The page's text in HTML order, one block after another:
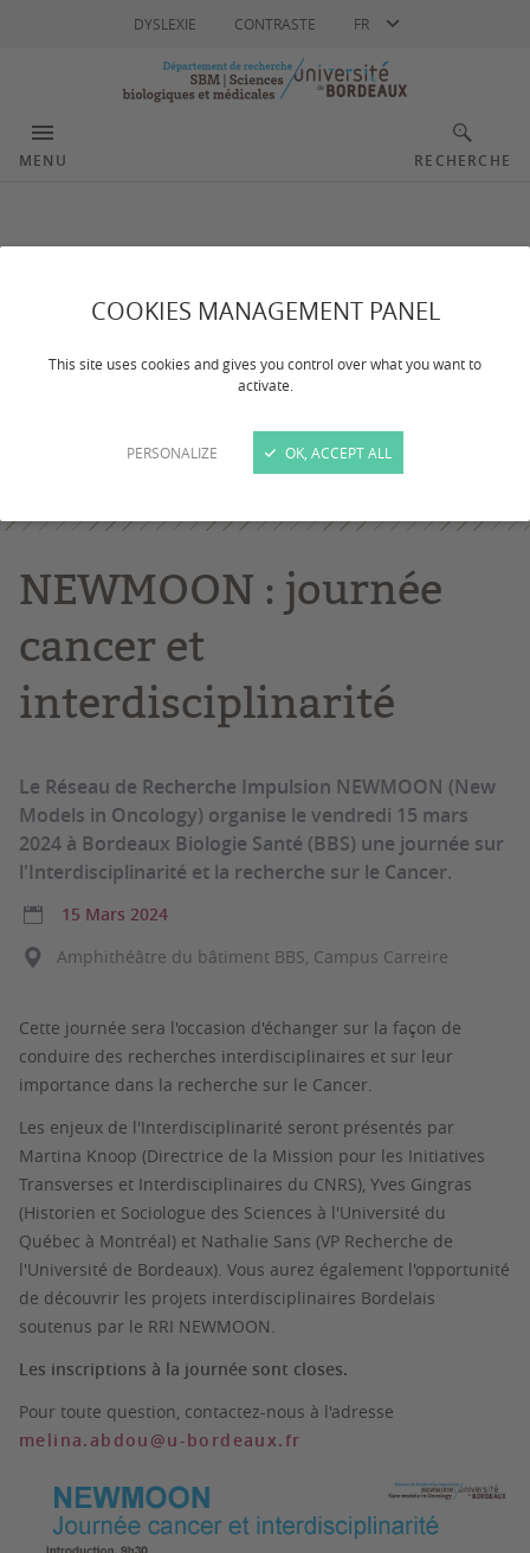
COOKIES MANAGEMENT PANEL
This site uses cookies and gives you control over what you want to
activate.
PERSONALIZE OK, ACCEPT ALL
DYSLEXIE CONTRASTE FR
MENU RECHERCHE
NEWMOON : journée
cancer et
interdisciplinarité
Le Réseau de Recherche Impulsion NEWMOON (New
Models in Oncology) organise le vendredi 15 mars
2024 à Bordeaux Biologie Santé (BBS) une journée sur
l'Interdisciplinarité et la recherche sur le Cancer.
15 Mars 2024
Amphithéâtre du bâtiment BBS, Campus Carreire
Cette journée sera l'occasion d'échanger sur la façon de
conduire des recherches interdisciplinaires et sur leur
importance dans la recherche sur le Cancer.
Les enjeux de l'Interdisciplinarité seront présentés par
Martina Knoop (Directrice de la Mission pour les Initiatives
Transverses et Interdisciplinaires du CNRS), Yves Gingras
(Historien et Sociologue des Sciences à l'Université du
Québec à Montréal) et Nathalie Sans (VP Recherche de
l'Université de Bordeaux). Vous aurez également l'opportunité
de découvrir les projets interdisciplinaires Bordelais
soutenus par le RRI NEWMOON.
Les inscriptions à la journée sont closes.
Pour toute question, contactez-nous à l'adresse
melina.abdou@u-bordeaux.fr